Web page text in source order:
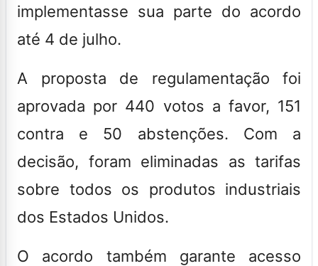
implementasse sua parte do acordo
até 4 de julho.
A proposta de regulamentação foi
aprovada por 440 votos a favor, 151
contra e 50 abstenções. Com a
decisão, foram eliminadas as tarifas
sobre todos os produtos industriais
dos Estados Unidos.
O acordo também garante acesso